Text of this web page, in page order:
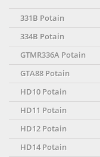
331B Potain
334B Potain
GTMR336A Potain
GTA88 Potain
HD10 Potain
HD11 Potain
HD12 Potain
HD14 Potain